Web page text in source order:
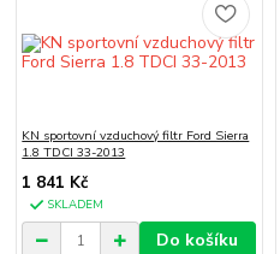
KN sportovní vzduchový filtr Ford Sierra
1.8 TDCI 33-2013
1 841 Kč
SKLADEM
Do košíku